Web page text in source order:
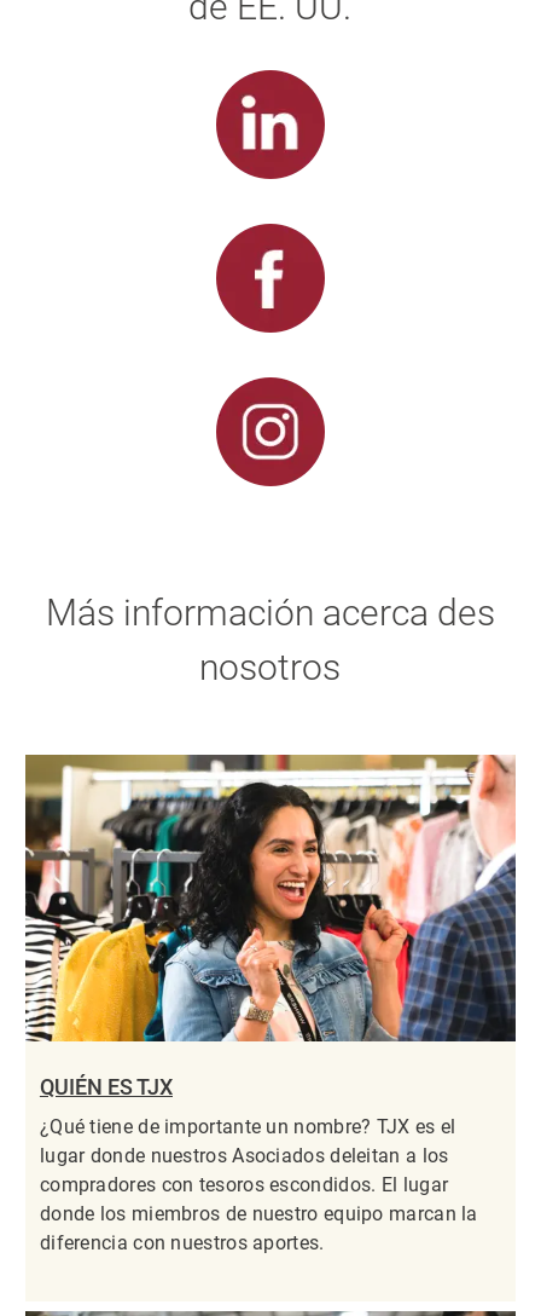
Más información acerca des
nosotros
QUIÉN ES TJX
¿Qué tiene de importante un nombre? TJX es el
lugar donde nuestros Asociados deleitan a los
compradores con tesoros escondidos. El lugar
donde los miembros de nuestro equipo marcan la
diferencia con nuestros aportes.